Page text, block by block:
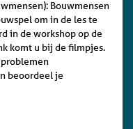
Bouwmensen
om in de les te
in de workshop op de
komt u bij de filmpjes.
problemen
beoordeel je